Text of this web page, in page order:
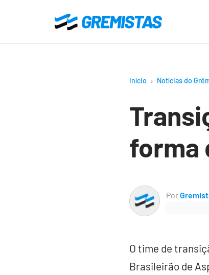
o
Gremistas
Início Notícias do
forma
Por
O time de
Brasileirão de